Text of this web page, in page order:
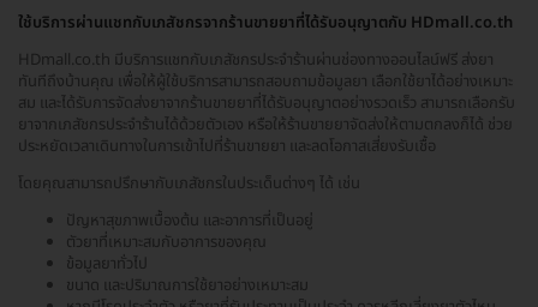
ใช้บริการผ่านแชทกับเภสัชกรจากร้านขายยาที่ได้รับอนุญาตกับ HDmall.co.th
HDmall.co.th มีบริการแชทกับเภสัชกรประจำร้านผ่านช่องทางออนไลน์ฟรี ส่งยา
ทันทีถึงบ้านคุณ เพื่อให้ผู้ใช้บริการสามารถสอบถามข้อมูลยา เลือกใช้ยาได้อย่างเหมาะ
สม และได้รับการจัดส่งยาจากร้านขายยาที่ได้รับอนุญาตอย่างรวดเร็ว สามารถเลือกรับ
ยาจากเภสัชกรประจำร้านได้ด้วยตัวเอง หรือให้ร้านขายยาจัดส่งให้ตามตกลงก็ได้ ช่วย
ประหยัดเวลาเดินทางในการเข้าไปที่ร้านขายยา และลดโอกาสเสี่ยงรับเชื้อ
โดยคุณสามารถปรึกษากับเภสัชกรในประเด็นต่างๆ ได้ เช่น
ปัญหาสุขภาพเบื้องต้น และอาการที่เป็นอยู่
ตัวยาที่เหมาะสมกับอาการของคุณ
ข้อมูลยาทั่วไป
ขนาด และปริมาณการใช้ยาอย่างเหมาะสม